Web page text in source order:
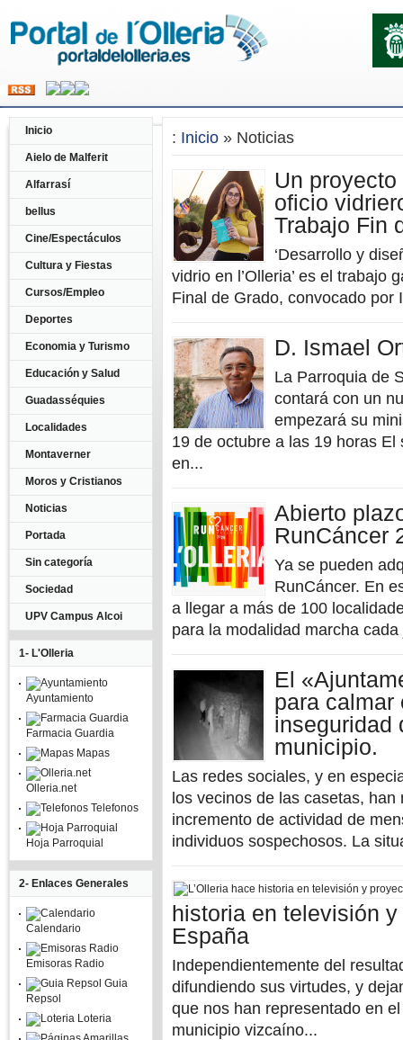
Inicio
Aielo de Malferit
Alfarrasí
bellus
Cine/Espectáculos
Cultura y Fiestas
Cursos/Empleo
Deportes
Economia y Turismo
Educación y Salud
Guadasséquies
Localidades
Montaverner
Moros y Cristianos
Noticias
Portada
Sin categoría
Sociedad
UPV Campus Alcoi
1- L'Olleria
Ayuntamiento
Farmacia Guardia
Mapas
Olleria.net
Telefonos
Hoja Parroquial
2- Enlaces Generales
Calendario
Emisoras Radio
Guia
Repsol
Loteria
: Inicio » Noticias
Un
oficio
Trabajo Fin
‘Desarrollo y
vidrio en l’Olleria’ es el trabajo
Final de Grado, convocado por
D. Ismael
La Parroquia de
contará con un
empezará su
19 de octubre a las 19 horas
en...
Abierto
RunCáncer
Ya se pueden
RunCáncer. En
a llegar a más de 100
para la modalidad marcha
El
para calmar
inseguridad
municipio.
Las redes sociales, y en
los vecinos de las casetas,
incremento de actividad de
individuos sospechosos. La
historia en televisión
España
Independientemente del
difundiendo sus virtudes, y
que nos han representado en
municipio vizcaíno...